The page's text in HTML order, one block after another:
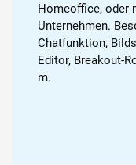
Homeoffice, oder
Unternehmen.
Chatfunktion,
Editor, Breakout-
m.